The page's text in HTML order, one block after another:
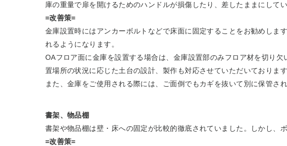
庫の重量で扉を開けるためのハンドルが損傷したり、差したままにして
=改善策=
金庫設置時にはアンカーボルトなどで床面に固定することをお勧めしま
れるようになります。
OAフロア面に金庫を設置する場合は、金庫設置部のみフロア材を切り
置場所の状況に応じた土台の設計、製作も対応させていただいております
また、金庫をご使用される際には、ご面倒でもカギを抜いて別に保管さ
書架、物品棚
書架や物品棚は壁・床への固定が比較的徹底されていました。しかし、
=改善策=